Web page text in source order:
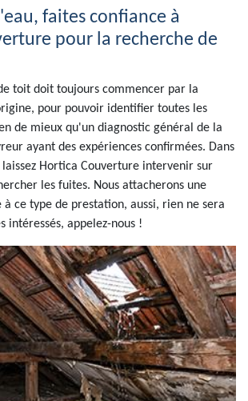
faites confiance à
pour la recherche de
toit doit toujours commencer par la
pour pouvoir identifier toutes les
de mieux qu'un diagnostic général de la
ayant des expériences confirmées. Dans
Hortica Couverture intervenir sur
les fuites. Nous attacherons une
ce type de prestation, aussi, rien ne sera
intéressés, appelez-nous !